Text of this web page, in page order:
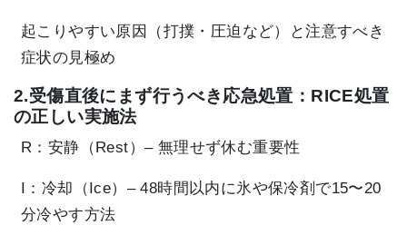
起こりやすい原因（打撲・圧迫など）と注意すべき
症状の見極め
2.受傷直後にまず行うべき応急処置：RICE処置
の正しい実施法
R：安静（Rest）– 無理せず休む重要性
I：冷却（Ice）– 48時間以内に氷や保冷剤で15〜20
分冷やす方法